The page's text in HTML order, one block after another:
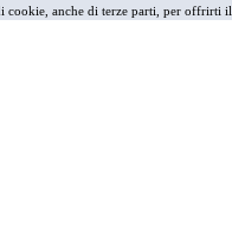
cookie, anche di terze parti, per